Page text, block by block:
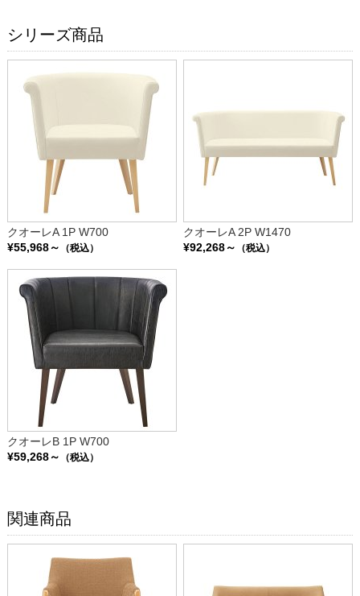
シリーズ商品
クオーレA 1P W700
¥55,968～
（税込）
クオーレA 2P W1470
¥92,268～
（税込）
クオーレB 1P W700
¥59,268～
（税込）
関連商品